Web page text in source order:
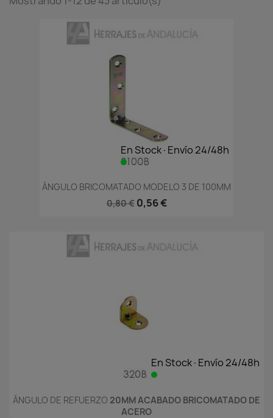
En Stock·Envío 24/48h
ÁNGULO BRICOMATADO MODELO 3 DE 100MM
0,80 € 0,56 €
En Stock·Envío 24/48h
ÁNGULO DE REFUERZO 20MM ACABADO BRICOMATADO DE
ACERO